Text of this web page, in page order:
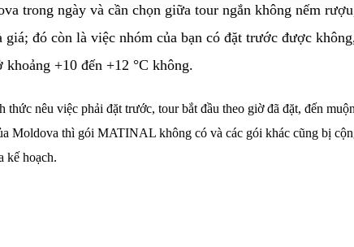
trong ngày và cần chọn giữa tour ngắn không nếm
đó còn là việc nhóm của bạn có đặt trước được
+10 đến +12 °C không.
nêu việc phải đặt trước, tour bắt đầu theo giờ đã đặt, đến
Moldova thì gói MATINAL không có và các gói khác cũng bị
kế hoạch.